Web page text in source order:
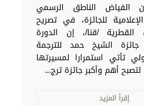
الفياض الناطق الرسمي
للجائزة، في تصريح
القطرية /قنا/، إن الدورة
الشيخ حمد للترجمة
تأتي استمرارا لمسيرتها
إقرأ المزيد